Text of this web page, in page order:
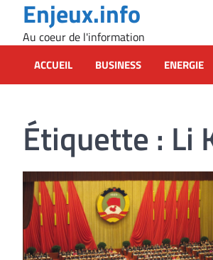
content
Enjeux.info
Au coeur de l'information
ACCUEIL BUSINESS ENERGIE
Étiquette : Li